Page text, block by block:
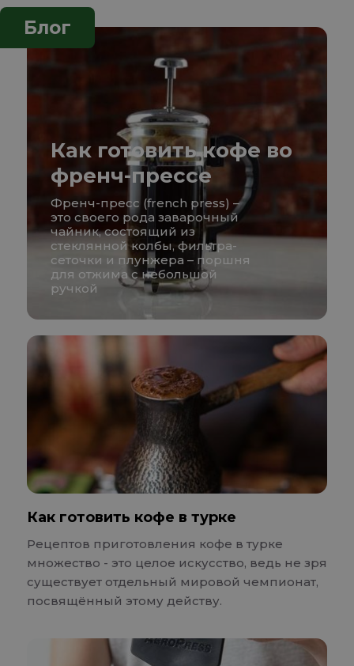
Блог
Как готовить кофе во
френч-прессе
Френч-пресс (french press) –
это своего рода заварочный
чайник, состоящий из
стеклянной колбы, фильтра-
сеточки и плунжера – поршня
для отжима с небольшой
ручкой
Как готовить кофе в турке
Рецептов приготовления кофе в турке
множество - это целое искусство, ведь не зря
существует отдельный мировой чемпионат,
посвящённый этому действу.